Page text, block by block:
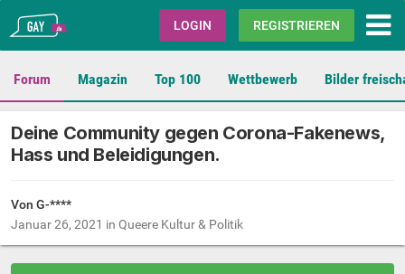
Gay.de LOGIN REGISTRIEREN
Forum Magazin Top 100 Wettbewerb Bilder
Deine Community gegen Corona-Fakenews,
Hass und Beleidigungen.
Von G-****
Januar 26, 2021 in Queere Kultur & Politik